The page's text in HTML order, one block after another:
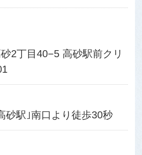
2丁目40−5 高砂駅前クリ
砂駅｣南口より徒歩30秒